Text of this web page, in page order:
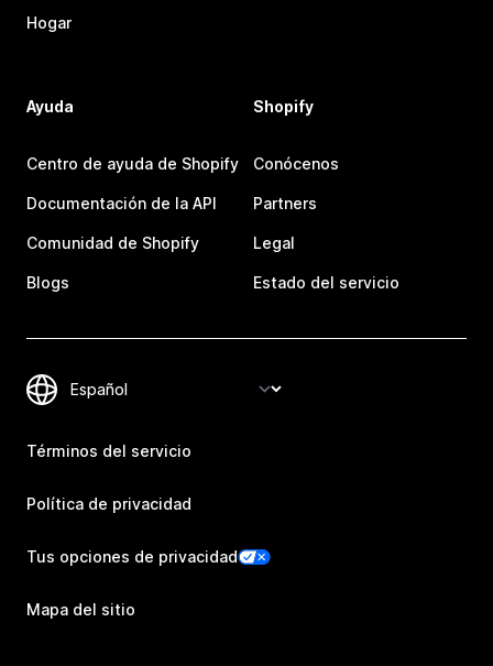
Hogar
Ayuda
Centro de ayuda de Shopify
Documentación de la API
Comunidad de Shopify
Blogs
Shopify
Conócenos
Partners
Legal
Estado del servicio
Términos del servicio
Política de privacidad
Tus opciones de privacidad
Mapa del sitio